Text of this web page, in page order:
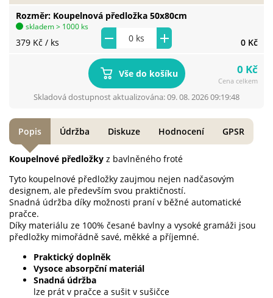
Rozměr Koupelnová předložka 50x80cm
379 Kč / ks 0 Kč
skladem > 1000 ks
Vše do košíku 0 Kč
Cena celkem
Skladová dostupnost aktualizována: 09. 08. 2026 09:19:48
Koupelnové předložky z bavlněného froté
Tyto koupelnové předložky zaujmou nejen nadčasovým
designem, ale především svou praktičností.
Snadná údržba díky možnosti praní v běžné automatické
pračce.
Díky materiálu ze 100% česané bavlny a vysoké gramáži jsou
předložky mimořádně savé, měkké a příjemné.
Praktický doplněk
Vysoce absorpční materiál
Snadná údržba
lze prát v pračce a sušit v sušičce
Popis Údržba Diskuze Hodnocení GPSR